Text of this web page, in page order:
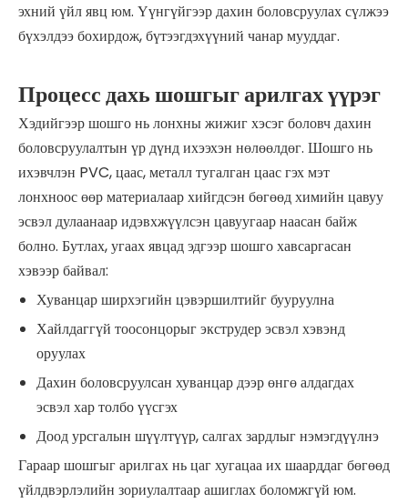
эхний үйл явц юм. Үүнгүйгээр дахин боловсруулах сүлжээ
бүхэлдээ бохирдож, бүтээгдэхүүний чанар мууддаг.
Процесс дахь шошгыг арилгах үүрэг
Хэдийгээр шошго нь лонхны жижиг хэсэг боловч дахин
боловсруулалтын үр дүнд ихээхэн нөлөөлдөг. Шошго нь
ихэвчлэн PVC, цаас, металл тугалган цаас гэх мэт
лонхноос өөр материалаар хийгдсэн бөгөөд химийн цавуу
эсвэл дулаанаар идэвхжүүлсэн цавуугаар наасан байж
болно. Бутлах, угаах явцад эдгээр шошго хавсаргасан
хэвээр байвал:
Хуванцар ширхэгийн цэвэршилтийг бууруулна
Хайлдаггүй тоосонцорыг экструдер эсвэл хэвэнд
оруулах
Дахин боловсруулсан хуванцар дээр өнгө алдагдах
эсвэл хар толбо үүсгэх
Доод урсгалын шүүлтүүр, салгах зардлыг нэмэгдүүлнэ
Гараар шошгыг арилгах нь цаг хугацаа их шаарддаг бөгөөд
үйлдвэрлэлийн зориулалтаар ашиглах боломжгүй юм.